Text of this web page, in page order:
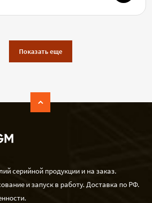
Показать еще
серийной продукции и на заказ.
и запуск в работу. Доставка по РФ.